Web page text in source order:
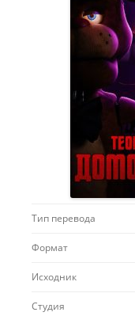
Тип перевода
Формат
Исходник
Студия